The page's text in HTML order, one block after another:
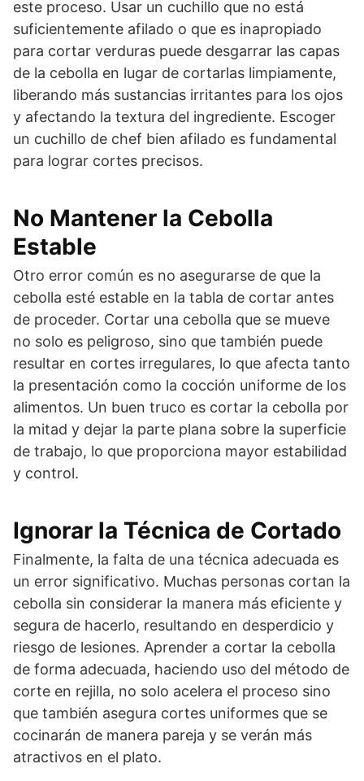
este proceso. Usar un cuchillo que no está
suficientemente afilado o que es inapropiado
para cortar verduras puede desgarrar las capas
de la cebolla en lugar de cortarlas limpiamente,
liberando más sustancias irritantes para los ojos
y afectando la textura del ingrediente. Escoger
un cuchillo de chef bien afilado es fundamental
para lograr cortes precisos.
No Mantener la Cebolla
Estable
Otro error común es no asegurarse de que la
cebolla esté estable en la tabla de cortar antes
de proceder. Cortar una cebolla que se mueve
no solo es peligroso, sino que también puede
resultar en cortes irregulares, lo que afecta tanto
la presentación como la cocción uniforme de los
alimentos. Un buen truco es cortar la cebolla por
la mitad y dejar la parte plana sobre la superficie
de trabajo, lo que proporciona mayor estabilidad
y control.
Ignorar la Técnica de Cortado
Finalmente, la falta de una técnica adecuada es
un error significativo. Muchas personas cortan la
cebolla sin considerar la manera más eficiente y
segura de hacerlo, resultando en desperdicio y
riesgo de lesiones. Aprender a cortar la cebolla
de forma adecuada, haciendo uso del método de
corte en rejilla, no solo acelera el proceso sino
que también asegura cortes uniformes que se
cocinarán de manera pareja y se verán más
atractivos en el plato.